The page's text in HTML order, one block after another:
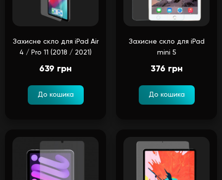
Захисне скло для iPad Air
4 / Pro 11 (2018 / 2021)
639 грн
До кошика
Захисне скло для iPad
mini 5
376 грн
До кошика